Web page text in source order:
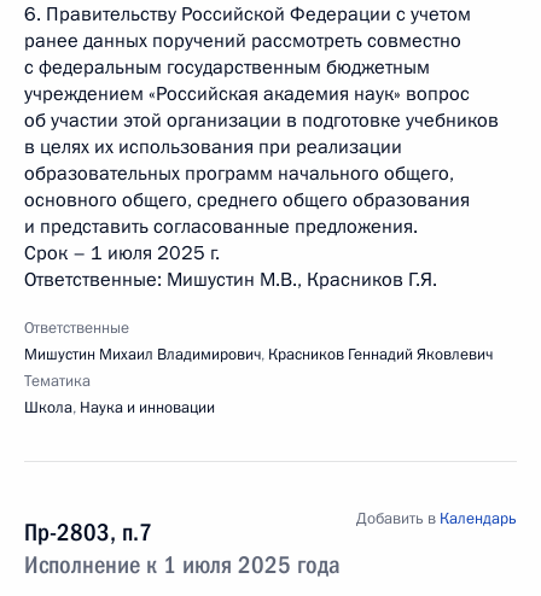
6. Правительству Российской Федерации с учетом
ранее данных поручений рассмотреть совместно
с федеральным государственным бюджетным
учреждением «Российская академия наук» вопрос
об участии этой организации в подготовке учебников
в целях их использования при реализации
образовательных программ начального общего,
основного общего, среднего общего образования
и представить согласованные предложения.
Срок – 1 июля 2025 г.
Ответственные: Мишустин М.В., Красников Г.Я.
Ответственные
Мишустин Михаил Владимирович, Красников Геннадий Яковлевич
Тематика
Школа, Наука и инновации
Пр-2803, п.7
Исполнение к 1 июля 2025 года
Добавить в Календарь